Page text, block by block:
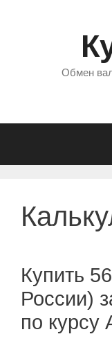
Обмен
Купить
России)
по курсу